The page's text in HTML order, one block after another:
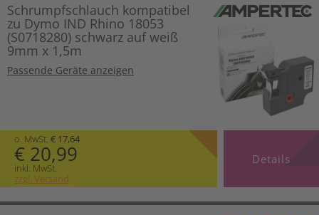
Schrumpfschlauch kompatibel
zu Dymo IND Rhino 18053
(S0718280) schwarz auf weiß
9mm x 1,5m
Passende Geräte anzeigen
o. MwSt. € 17,64
€ 20,99
inkl. MwSt.
zzgl. Versand
Details